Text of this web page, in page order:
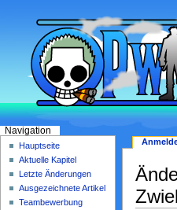
Navigation
Hauptseite
Aktuelle Kapitel
Letzte Änderungen
Ausgezeichnete Artikel
Teambewerbung